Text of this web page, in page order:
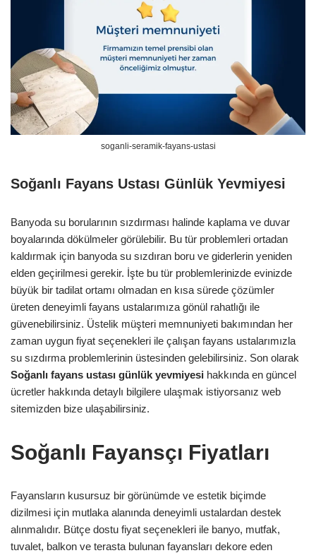
soganli-seramik-fayans-ustasi
Soğanlı Fayans Ustası Günlük Yevmiyesi
Banyoda su borularının sızdırması halinde kaplama ve duvar
boyalarında dökülmeler görülebilir. Bu tür problemleri ortadan
kaldırmak için banyoda su sızdıran boru ve giderlerin yeniden
elden geçirilmesi gerekir. İşte bu tür problemlerinizde evinizde
büyük bir tadilat ortamı olmadan en kısa sürede çözümler
üreten deneyimli fayans ustalarımıza gönül rahatlığı ile
güvenebilirsiniz. Üstelik müşteri memnuniyeti bakımından her
zaman uygun fiyat seçenekleri ile çalışan fayans ustalarımızla
su sızdırma problemlerinin üstesinden gelebilirsiniz. Son olarak
Soğanlı fayans ustası günlük yevmiyesi hakkında en güncel
ücretler hakkında detaylı bilgilere ulaşmak istiyorsanız web
sitemizden bize ulaşabilirsiniz.
Soğanlı Fayansçı Fiyatları
Fayansların kusursuz bir görünümde ve estetik biçimde
dizilmesi için mutlaka alanında deneyimli ustalardan destek
alınmalıdır. Bütçe dostu fiyat seçenekleri ile banyo, mutfak,
tuvalet, balkon ve terasta bulunan fayansları dekore eden